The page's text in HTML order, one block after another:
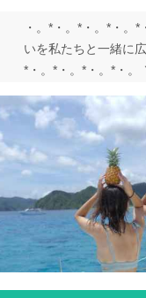
・。*・。*・。*・。
いを私たちと一緒に
*・。*・。*・。*・
ト船上BBQをはじめ
す！ ＊＊ 当店につ
地魚料理が自慢。 ア
心できるような雰囲